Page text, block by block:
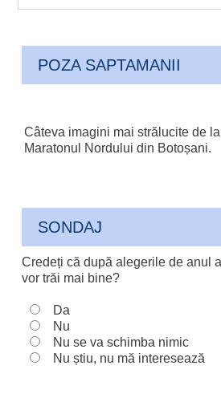
POZA SAPTAMANII
Câteva imagini mai strălucite de
Maratonul Nordului din Botoșani.
SONDAJ
Credeți că după alegerile de anul
vor trăi mai bine?
Da
Nu
Nu se va schimba nimic
Nu știu, nu mă interesează